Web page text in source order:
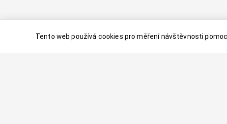
Tento web používá cookies pro měření návštěvnosti